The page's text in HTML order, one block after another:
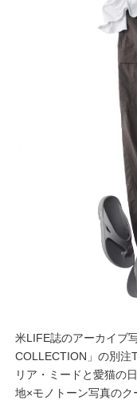
米LIFE誌のアーカイブ
COLLECTION」の別注
リア・ミードと愛猫の
地×モノトーン写真の